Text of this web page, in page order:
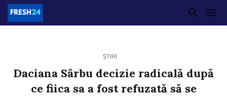
ȘTIRI
Daciana Sârbu decizie radicală după
ce fiica sa a fost refuzată să se